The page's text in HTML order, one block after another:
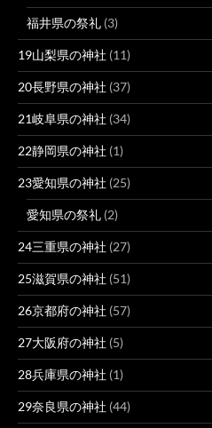
福井県の祭礼 (3)
19山梨県の神社 (11)
20長野県の神社 (37)
21岐阜県の神社 (34)
22静岡県の神社 (1)
23愛知県の神社 (25)
愛知県の祭礼 (2)
24三重県の神社 (27)
25滋賀県の神社 (51)
26京都府の神社 (57)
27大阪府の神社 (5)
28兵庫県の神社 (1)
29奈良県の神社 (44)